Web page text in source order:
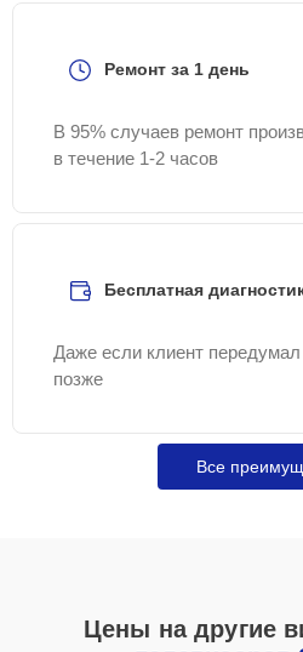
Ремонт за 1 день
В 95% случаев ремонт
в течение 1-2 часов
Бесплатная
Даже если клиент
позже
Все
Цены на другие